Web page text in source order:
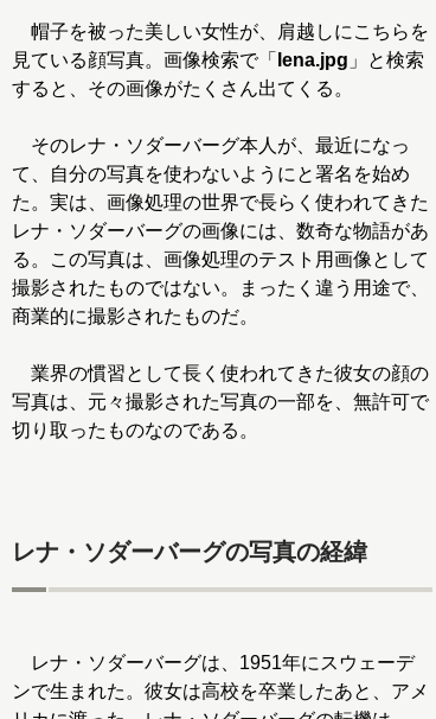
帽子を被った美しい女性が、肩越しにこちらを
見ている顔写真。画像検索で「 lena.jpg 」と検索
すると、その画像がたくさん出てくる。
そのレナ・ソダーバーグ本人が、最近になっ
て、自分の写真を使わないようにと署名を始め
た。実は、画像処理の世界で長らく使われてきた
レナ・ソダーバーグの画像には、数奇な物語があ
る。この写真は、画像処理のテスト用画像として
撮影されたものではない。まったく違う用途で、
商業的に撮影されたものだ。
業界の慣習として長く使われてきた彼女の顔の
写真は、元々撮影された写真の一部を、無許可で
切り取ったものなのである。
レナ・ソダーバーグの写真の経緯
レナ・ソダーバーグは、1951年にスウェーデ
ンで生まれた。彼女は高校を卒業したあと、アメ